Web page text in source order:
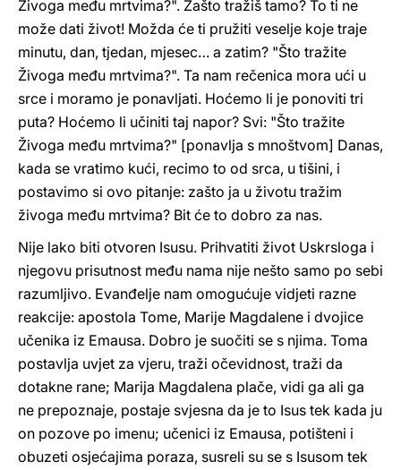
Živoga među mrtvima?". Zašto tražiš tamo? To ti ne
može dati život! Možda će ti pružiti veselje koje traje
minutu, dan, tjedan, mjesec… a zatim? "Što tražite
Živoga među mrtvima?". Ta nam rečenica mora ući u
srce i moramo je ponavljati. Hoćemo li je ponoviti tri
puta? Hoćemo li učiniti taj napor? Svi: "Što tražite
Živoga među mrtvima?" [ponavlja s mnoštvom] Danas,
kada se vratimo kući, recimo to od srca, u tišini, i
postavimo si ovo pitanje: zašto ja u životu tražim
živoga među mrtvima? Bit će to dobro za nas.
Nije lako biti otvoren Isusu. Prihvatiti život Uskrsloga i
njegovu prisutnost među nama nije nešto samo po sebi
razumljivo. Evanđelje nam omogućuje vidjeti razne
reakcije: apostola Tome, Marije Magdalene i dvojice
učenika iz Emausa. Dobro je suočiti se s njima. Toma
postavlja uvjet za vjeru, traži očevidnost, traži da
dotakne rane; Marija Magdalena plače, vidi ga ali ga
ne prepoznaje, postaje svjesna da je to Isus tek kada ju
on pozove po imenu; učenici iz Emausa, potišteni i
obuzeti osjećajima poraza, susreli su se s Isusom tek